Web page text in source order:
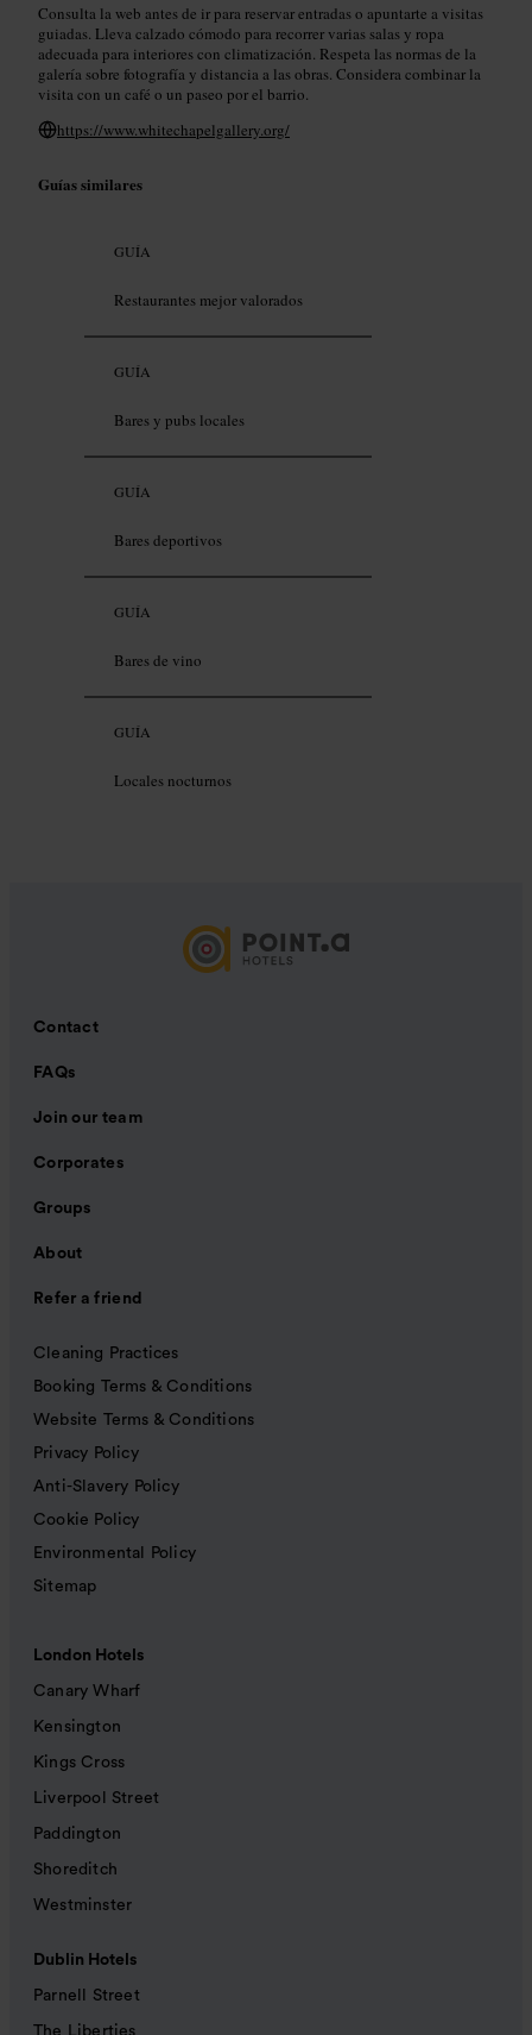
Consulta la web antes de ir para reservar entradas o apuntarte a visitas
guiadas. Lleva calzado cómodo para recorrer varias salas y ropa
adecuada para interiores con climatización. Respeta las normas de la
galería sobre fotografía y distancia a las obras. Considera combinar la
visita con un café o un paseo por el barrio.
https://www.whitechapelgallery.org/
Guías similares
GUÍA
Restaurantes mejor valorados
GUÍA
Bares y pubs locales
GUÍA
Bares deportivos
GUÍA
Bares de vino
GUÍA
Locales nocturnos
Contact
FAQs
Join our team
Corporates
Groups
About
Refer a friend
Cleaning Practices
Booking Terms & Conditions
Website Terms & Conditions
Privacy Policy
Anti-Slavery Policy
Cookie Policy
Environmental Policy
Sitemap
London Hotels
Canary Wharf
Kensington
Kings Cross
Liverpool Street
Paddington
Shoreditch
Westminster
Dublin Hotels
Parnell Street